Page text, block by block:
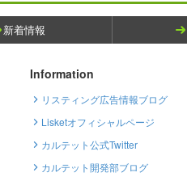
新着情報
Information
リスティング広告情報ブログ
Lisketオフィシャルページ
カルテット公式Twitter
カルテット開発部ブログ